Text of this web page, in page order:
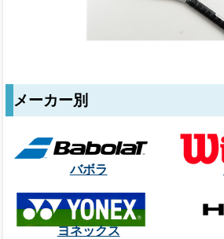
メーカー別
バボラ
ヨネックス